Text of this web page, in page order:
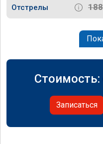
Отстрелы
Стоимость:
Записаться